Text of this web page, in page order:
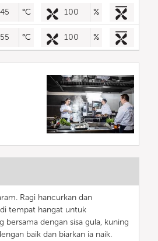
°C 100 %
°C 100 %
Ragi hancurkan dan
tempat hangat untuk
bersama dengan sisa gula, kuning
baik dan biarkan ia naik.